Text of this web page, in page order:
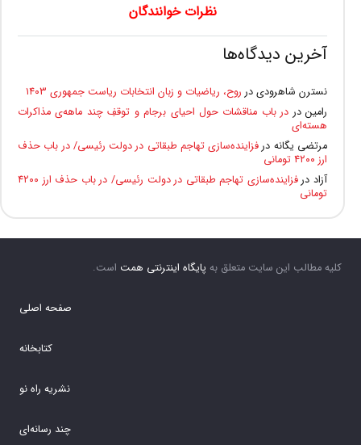
نظرات خوانندگان
آخرین دیدگاه‌ها
نسترن شاهرودی در روح، ریاضیات و زبان انتخابات ریاست جمهوری ۱۴۰۳
رامیندر در باب مناقشات حول احیای برجام و توقفِ چند ماهه‌ی مذاکرات
هسته‌ای
مرتضی یگانه در فزاینده‌سازی تهاجم طبقاتی در دولت رئیسی/ در باب حذف
ارز ۴۲۰۰ تومانی
آزاددر
فزاینده‌سازی تهاجم طبقاتی در دولت رئیسی/ در باب حذف ارز ۴۲۰۰
تومانی
کلیه مطالب این سایت متعلق به پایگاه اینترنتی همت است.
صفحه اصلی
کتابخانه
نشریه راه نو
چند رسانه‌ای